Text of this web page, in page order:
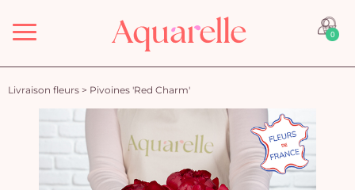
Menu 0
Livraison fleurs > Pivoines 'Red Charm'